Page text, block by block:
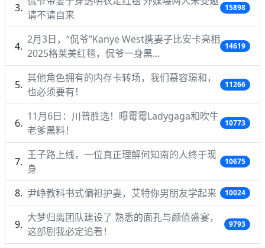
请不请自来
15898
2月3日，“侃爷”Kanye West携妻子比安卡亮相
2025格莱美红毯，侃爷一身黑…
14619
其他角色拥有的内存卡转场，我们慕容璟和，
也必须要有！
11266
11月6日：川普胜选！曝霉霉Ladygaga和吹牛
老爹黑料！
10773
王子路上线，一位真正理解何知南的人终于现
身
10675
尹峥教科书式偏袒护妻，艾特你男朋友学起来 10024
大梦归离团队建设了 熟悉的面孔与颜值盛宴，
这部剧我必定追看！
9793